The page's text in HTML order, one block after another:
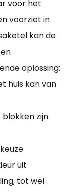
voor het
voorziet in
kan de
oplossing:
huis kan van
zijn
uit
tot wel